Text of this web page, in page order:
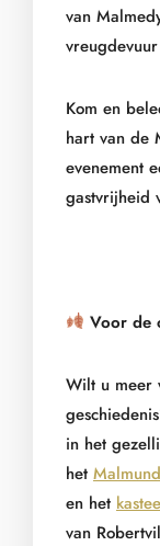
van
Kom en
hart van de
evenement
gastvrijheid
Voor de
Wilt u meer
in het
het
en het
van